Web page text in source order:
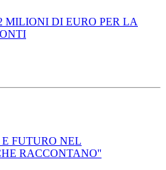
MILIONI DI EURO PER LA
FUTURO NEL
RACCONTANO''